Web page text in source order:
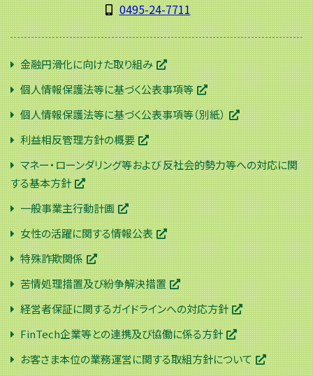
0495-24-7711
金融円滑化に向けた取り組み
個人情報保護法等に基づく公表事項等
個人情報保護法等に基づく公表事項等（別紙）
利益相反管理方針の概要
マネー・ローンダリング等および 反社会的勢力等への対応に関
する基本方針
一般事業主行動計画
女性の活躍に関する情報公表
特殊詐欺関係
苦情処理措置及び紛争解決措置
経営者保証に関するガイドラインへの対応方針
FinTech企業等との連携及び協働に係る方針
お客さま本位の業務運営に関する取組方針について